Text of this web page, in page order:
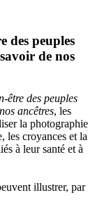
des peuples
de nos
être des peuples
ancêtres, les
la photographie
les croyances et la
à leur santé et à
illustrer, par